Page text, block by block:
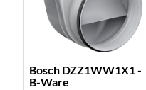
Bosch DZZ1WW1X1 -
B-Ware